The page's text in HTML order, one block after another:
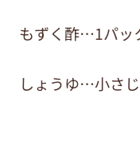
もずく酢…1パッ
しょうゆ…小さ